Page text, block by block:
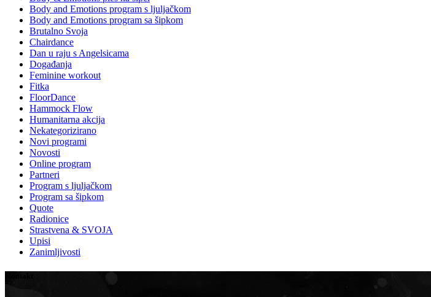
Body and Emotions program s ljuljačkom
Body and Emotions program sa šipkom
Brutalno Svoja
Chairdance
Dan u raju s Angelsicama
Događanja
Feminine workout
Fitka
FloorDance
Hammock Flow
Humanitarna akcija
Nekategorizirano
Novi programi
Novosti
Online program
Partneri
Program s ljuljačkom
Program sa šipkom
Quote
Radionice
Strastvena & SVOJA
Upisi
Zanimljivosti